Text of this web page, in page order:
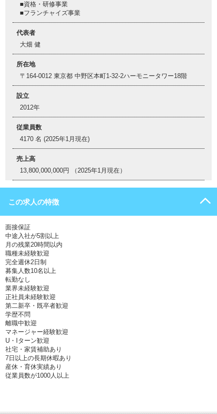
■資格・研修事業
■フランチャイズ事業
代表者
大畑 健
所在地
〒164-0012 東京都 中野区本町1-32-2ハーモニータワー18階
設立
2012年
従業員数
4170 名 (2025年1月現在)
売上高
13,800,000,000円 （2025年1月現在）
この求人の特徴
面接保証
中途入社が5割以上
月の残業20時間以内
職種未経験歓迎
完全週休2日制
募集人数10名以上
転勤なし
業界未経験歓迎
正社員未経験歓迎
第二新卒・既卒者歓迎
学歴不問
離職中歓迎
マネージャー経験歓迎
U・Iターン歓迎
社宅・家賃補助あり
7日以上の長期休暇あり
産休・育休実績あり
従業員数が1000人以上